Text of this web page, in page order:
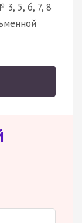
5, 6, 7, 8